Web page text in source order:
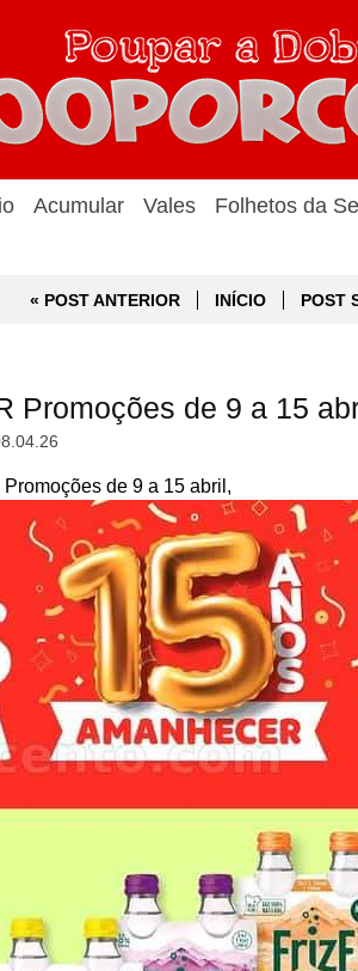
Acumular Vales Folhetos da
« POST ANTERIOR INÍCIO POST
Promoções de 9 a 15
de 9 a 15 abril,